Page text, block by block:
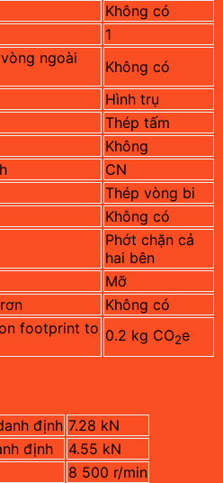
Không có
1
ngoài
Không có
Hình trụ
Thép tấm
Không
CN
Thép vòng bi
Không có
Phớt chặn cả
hai bên
Mỡ
Không có
footprint to 0.2 kg CO2e
định 7.28 kN
định
4.55 kN
8 500 r/min